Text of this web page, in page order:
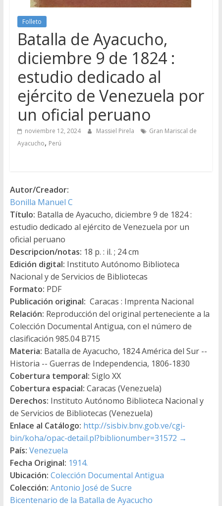
Folleto
Batalla de Ayacucho,
diciembre 9 de 1824 :
estudio dedicado al
ejército de Venezuela por
un oficial peruano
noviembre 12, 2024 Massiel Pirela
Gran Mariscal de
Ayacucho, Perú
Autor/Creador:
Bonilla Manuel C
Título: Batalla de Ayacucho, diciembre 9 de 1824 :
estudio dedicado al ejército de Venezuela por un
oficial peruano
Descripcion/notas: 18 p. : il. ; 24 cm
Edición digital: Instituto Autónomo Biblioteca
Nacional y de Servicios de Bibliotecas
Formato: PDF
Publicación original: Caracas : Imprenta Nacional
Relación: Reproducción del original perteneciente a la
Colección Documental Antigua, con el número de
clasificación 985.04 B715
Materia: Batalla de Ayacucho, 1824 América del Sur --
Historia -- Guerras de Independencia, 1806-1830
Cobertura temporal: Siglo XX
Cobertura espacial: Caracas (Venezuela)
Derechos: Instituto Autónomo Biblioteca Nacional y
de Servicios de Bibliotecas (Venezuela)
Enlace al Catálogo: http://sisbiv.bnv.gob.ve/cgi-
bin/koha/opac-detail.pl?biblionumber=31572 →
País: Venezuela
Fecha Original: 1914.
Ubicación: Colección Documental Antigua
Colección: Antonio José de Sucre
Bicentenario de la Batalla de Ayacucho